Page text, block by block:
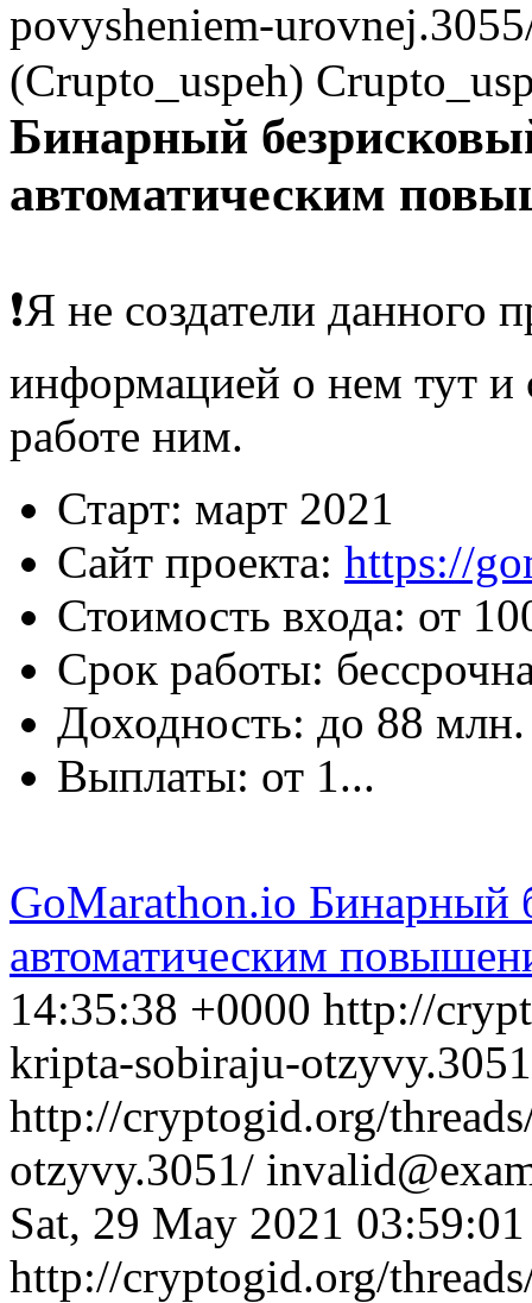
povysheniem-
(Crupto_uspeh)
Бинарный
автоматическим
❗️Я не создатели данного
информацией о нем тут и
работе ним.
Старт: март 2021
Сайт проекта: https://
Стоимость входа: от
Срок работы:
Доходность: до 88
Выплаты: от 1...
GoMarathon.io Бинарный
автоматическим
14:35:38 +0000 http://
kripta-sobiraju-
http://cryptogid.org/
otzyvy.3051/
Sat, 29 May 2021
http://cryptogid.org/